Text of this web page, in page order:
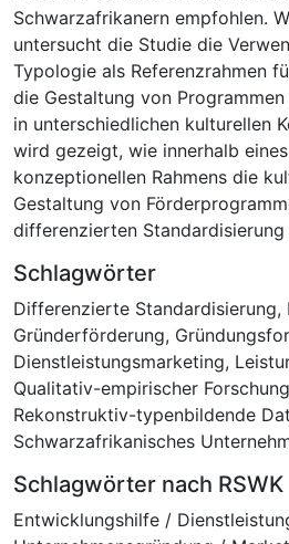
Schwarzafrikanern empfohlen.
untersucht die Studie die
Typologie als Referenzrahmen
die Gestaltung von
in unterschiedlichen kulturellen
wird gezeigt, wie innerhalb
konzeptionellen Rahmens die
Gestaltung von
differenzierten
Schlagwörter
Differenzierte Standardisierung,
Gründerförderung,
Dienstleistungsmarketing,
Qualitativ-empirischer
Rekonstruktiv-typenbildende
Schwarzafrikanisches
Schlagwörter nach RSWK
Entwicklungshilfe /